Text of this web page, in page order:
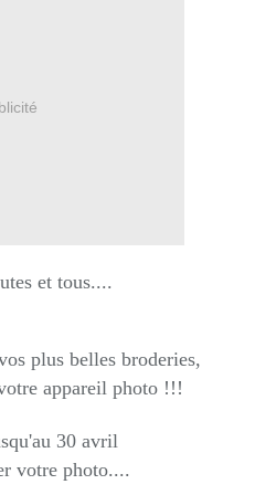
et tous....
plus belles broderies,
appareil photo !!!
30 avril
votre photo....